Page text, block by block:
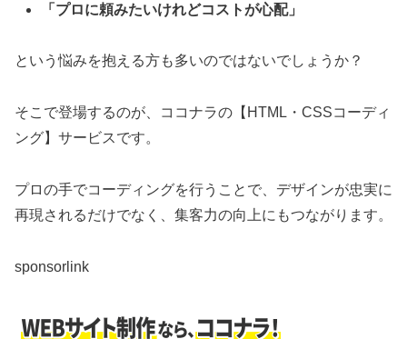
「プロに頼みたいけれどコストが心配」
という悩みを抱える方も多いのではないでしょうか？
そこで登場するのが、ココナラの【HTML・CSSコーディ
ング】サービスです。
プロの手でコーディングを行うことで、デザインが忠実に
再現されるだけでなく、集客力の向上にもつながります。
sponsorlink